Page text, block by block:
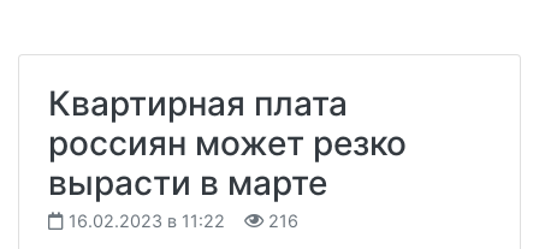
Квартирная плата
россиян может резко
вырасти в марте
16.02.2023 в 11:22 216